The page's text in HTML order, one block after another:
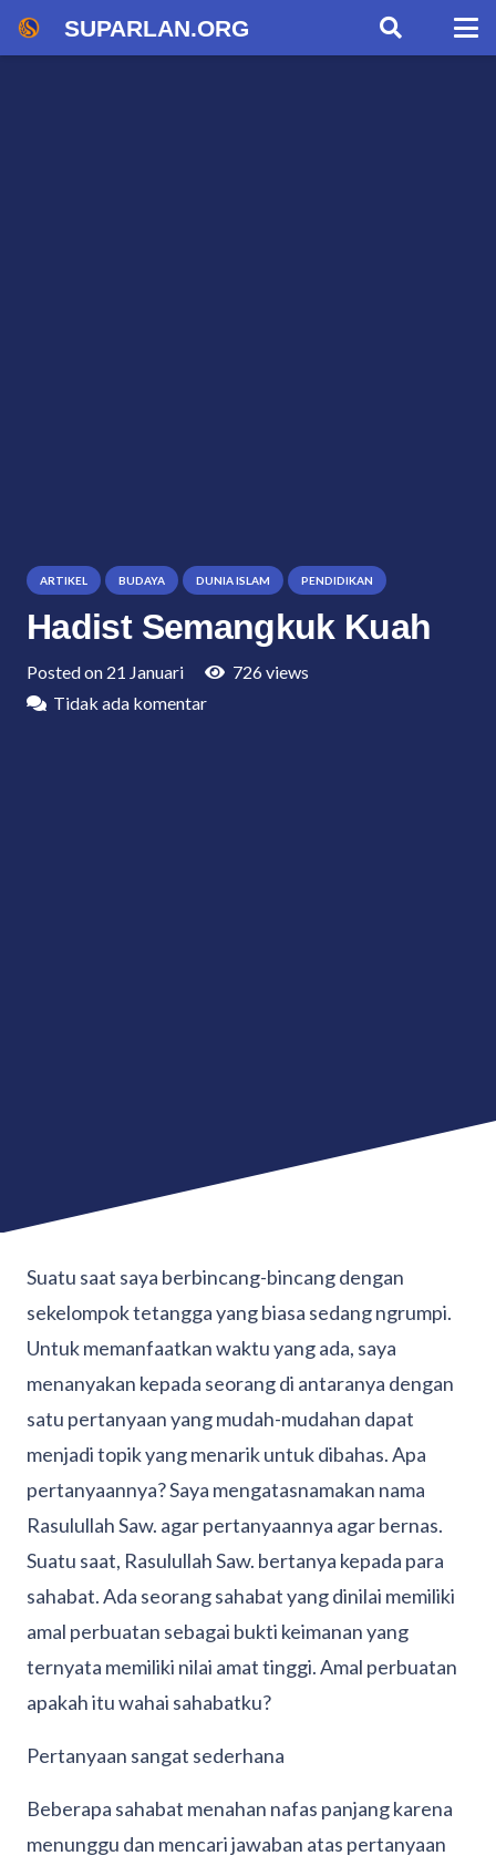
SUPARLAN.ORG
ARTIKEL BUDAYA DUNIA ISLAM PENDIDIKAN
Hadist Semangkuk Kuah
Posted on 21 Januari 726views
Tidak ada komentar
Suatu saat saya berbincang-bincang dengan
sekelompok tetangga yang biasa sedang ngrumpi.
Untuk memanfaatkan waktu yang ada, saya
menanyakan kepada seorang di antaranya dengan
satu pertanyaan yang mudah-mudahan dapat
menjadi topik yang menarik untuk dibahas. Apa
pertanyaannya? Saya mengatasnamakan nama
Rasulullah Saw. agar pertanyaannya agar bernas.
Suatu saat, Rasulullah Saw. bertanya kepada para
sahabat. Ada seorang sahabat yang dinilai memiliki
amal perbuatan sebagai bukti keimanan yang
ternyata memiliki nilai amat tinggi. Amal perbuatan
apakah itu wahai sahabatku?
Pertanyaan sangat sederhana
Beberapa sahabat menahan nafas panjang karena
menunggu dan mencari jawaban atas pertanyaan